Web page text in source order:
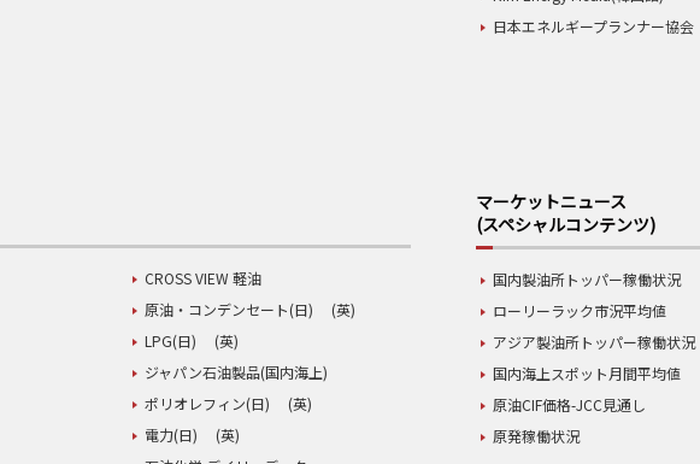
日本エネルギープランナー協会
CROSS VIEW 軽油
原油・コンデンセート(日)
(英)
LPG(日)
(英)
ジャパン石油製品(国内海上)
ポリオレフィン(日)
(英)
電力(日)
(英)
マーケットニュース
(スペシャルコンテンツ)
国内製油所トッパー稼働状況
ローリーラック市況平均値
アジア製油所トッパー稼働状況
国内海上スポット月間平均値
原油CIF価格-JCC見通し
原発稼働状況